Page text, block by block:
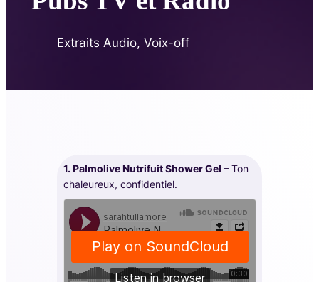
Extraits Audio, Voix-off
1. Palmolive Nutrifuit Shower Gel – Ton
chaleureux, confidentiel.